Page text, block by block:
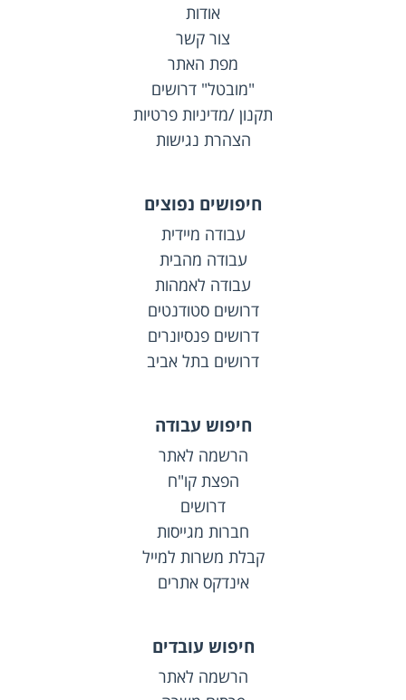
אודות
צור קשר
מפת האתר
"מובטל" דרושים
תקנון /מדיניות פרטיות
הצהרת נגישות
חיפושים נפוצים
עבודה מיידית
עבודה מהבית
עבודה לאמהות
דרושים סטודנטים
דרושים פנסיונרים
דרושים בתל אביב
חיפוש עבודה
הרשמה לאתר
הפצת קו"ח
דרושים
חברות מגייסות
קבלת משרות למייל
אינדקס אתרים
חיפוש עובדים
הרשמה לאתר